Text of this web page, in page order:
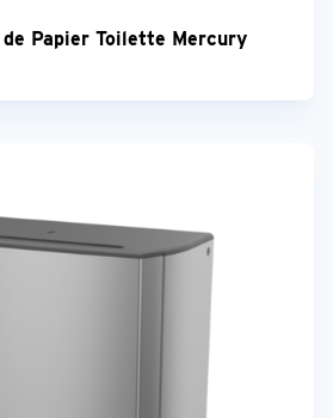
Papier Toilette Mercury